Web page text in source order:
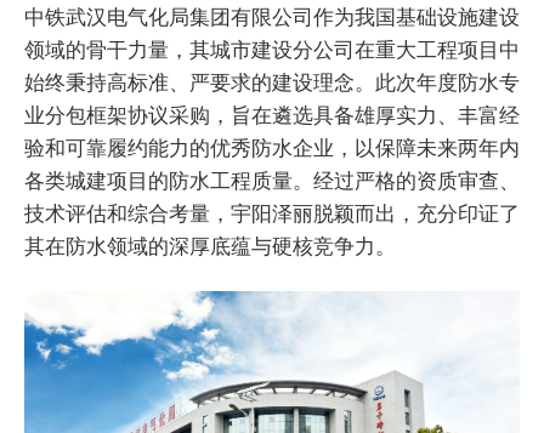
中铁武汉电气化局集团有限公司作为我国基础设施建设
领域的骨干力量，其城市建设分公司在重大工程项目中
始终秉持高标准、严要求的建设理念。此次年度防水专
业分包框架协议采购，旨在遴选具备雄厚实力、丰富经
验和可靠履约能力的优秀防水企业，以保障未来两年内
各类城建项目的防水工程质量。经过严格的资质审查、
技术评估和综合考量，宇阳泽丽脱颖而出，充分印证了
其在防水领域的深厚底蕴与硬核竞争力。